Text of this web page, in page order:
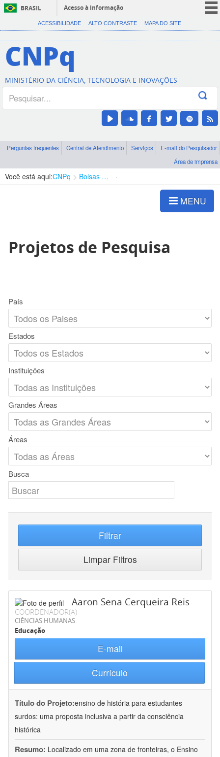
BRASIL
Acesso à informação
CORONAVÍRUS (COVID-19)
Canais
ACESSIBILIDADE ALTO CONTRASTE MAPA DO SITE
CNPq
MINISTÉRIO DA CIÊNCIA, TECNOLOGIA E INOVAÇÕES
Perguntas frequentes Central de Atendimento Serviços
E-mail do Pesquisador
Área de imprensa
Você está aqui:CNPq Bolsas e Auxílios Vigentes
MENU
Projetos de Pesquisa
País
Estados
Instituições
Grandes Áreas
Áreas
Busca
Filtrar
Limpar Filtros
Aaron Sena Cerqueira Reis
COORDENADOR(A)
CIÊNCIAS HUMANAS
Educação
E-mail
Currículo
Título do Projeto:ensino de história para estudantes
surdos: uma proposta inclusiva a partir da consciência
histórica
Resumo: Localizado em uma zona de fronteiras, o Ensino